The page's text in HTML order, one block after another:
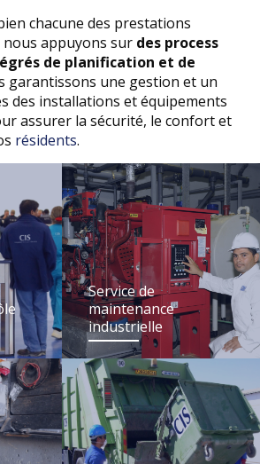
chacune des prestations
appuyons sur des process
de planification et de
garantissons une gestion et un
des installations et équipements
assurer la sécurité, le confort et
résidents.
Service de
maintenance
industrielle